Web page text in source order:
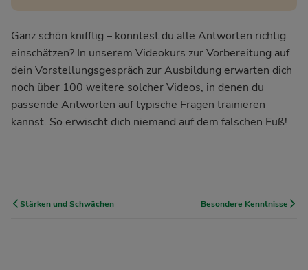
Ganz schön knifflig – konntest du alle Antworten richtig
einschätzen? In unserem Videokurs zur Vorbereitung auf
dein Vorstellungsgespräch zur Ausbildung erwarten dich
noch über 100 weitere solcher Videos, in denen du
passende Antworten auf typische Fragen trainieren
kannst. So erwischt dich niemand auf dem falschen Fuß!
Stärken und Schwächen Besondere Kenntnisse